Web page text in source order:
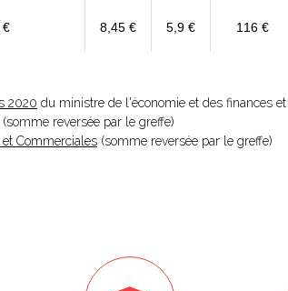
€ 8,45 € 5,9 € 116 €
2020 du ministre de l'économie et des finances
reversée par le greffe)
Commerciales (somme reversée par le greffe)